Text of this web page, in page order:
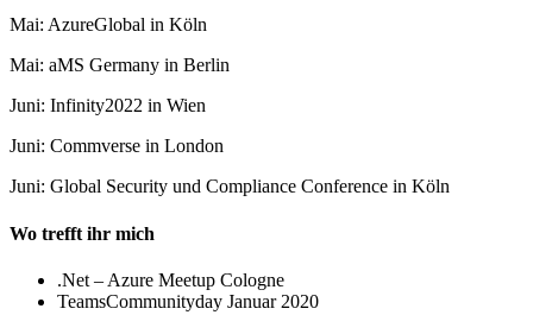
Mai: AzureGlobal in Köln
Mai: aMS Germany in Berlin
Juni: Infinity2022 in Wien
Juni: Commverse in London
Juni: Global Security und Compliance Conference in Köln
Wo trefft ihr mich
.Net – Azure Meetup Cologne
TeamsCommunityday Januar 2020